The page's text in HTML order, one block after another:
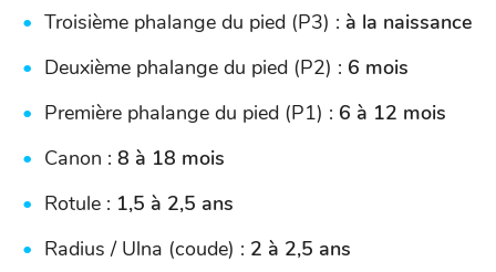
Troisième phalange du pied (P3) : à la naissance
Deuxième phalange du pied (P2) : 6 mois
Première phalange du pied (P1) : 6 à 12 mois
Canon : 8 à 18 mois
Rotule : 1,5 à 2,5 ans
Radius / Ulna (coude) : 2 à 2,5 ans